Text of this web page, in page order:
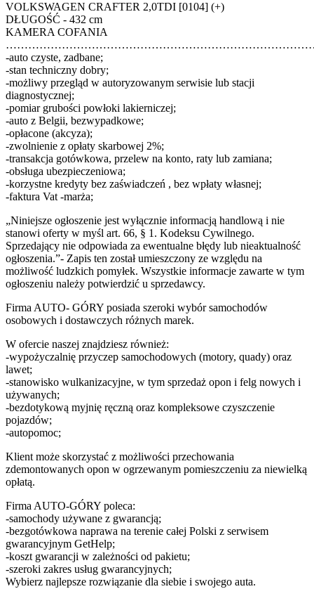
VOLKSWAGEN CRAFTER 2,0TDI [0104] (+)
DŁUGOŚĆ - 432 cm
KAMERA COFANIA
-auto czyste, zadbane;
-stan techniczny dobry;
-możliwy przegląd w autoryzowanym serwisie lub stacji
diagnostycznej;
-pomiar grubości powłoki lakierniczej;
-auto z Belgii, bezwypadkowe;
-opłacone (akcyza);
-zwolnienie z opłaty skarbowej 2%;
-transakcja gotówkowa, przelew na konto, raty lub zamiana;
-obsługa ubezpieczeniowa;
-korzystne kredyty bez zaświadczeń , bez wpłaty własnej;
-faktura Vat -marża;
„Niniejsze ogłoszenie jest wyłącznie informacją handlową i nie
stanowi oferty w myśl art. 66, § 1. Kodeksu Cywilnego.
Sprzedający nie odpowiada za ewentualne błędy lub nieaktualność
ogłoszenia.”- Zapis ten został umieszczony ze względu na
możliwość ludzkich pomyłek. Wszystkie informacje zawarte w tym
ogłoszeniu należy potwierdzić u sprzedawcy.
Firma AUTO- GÓRY posiada szeroki wybór samochodów
osobowych i dostawczych różnych marek.
W ofercie naszej znajdziesz również:
-wypożyczalnię przyczep samochodowych (motory, quady) oraz
lawet;
-stanowisko wulkanizacyjne, w tym sprzedaż opon i felg nowych i
używanych;
-bezdotykową myjnię ręczną oraz kompleksowe czyszczenie
pojazdów;
-autopomoc;
Klient może skorzystać z możliwości przechowania
zdemontowanych opon w ogrzewanym pomieszczeniu za niewielką
opłatą.
Firma AUTO-GÓRY poleca:
-samochody używane z gwarancją;
-bezgotówkowa naprawa na terenie całej Polski z serwisem
gwarancyjnym GetHelp;
-koszt gwarancji w zależności od pakietu;
-szeroki zakres usług gwarancyjnych;
Wybierz najlepsze rozwiązanie dla siebie i swojego auta.